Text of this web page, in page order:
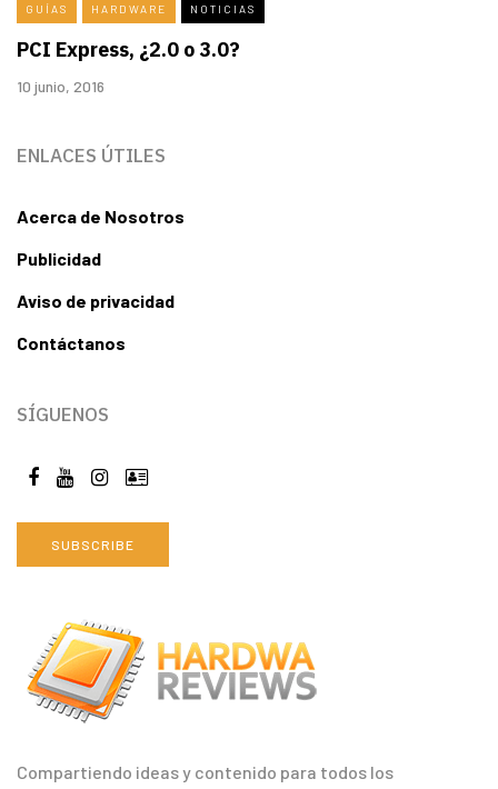
Compartiendo ideas y contenido para todos los
GUÍAS HARDWARE NOTICIAS
PCI Express, ¿2.0 o 3.0?
10 junio, 2016
ENLACES ÚTILES
Acerca de Nosotros
Publicidad
Aviso de privacidad
Contáctanos
SÍGUENOS
SUBSCRIBE